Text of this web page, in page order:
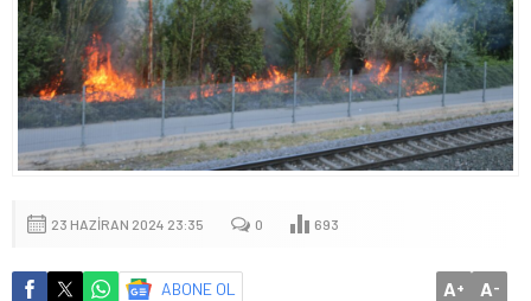
23 HAZIRAN 2024 23:35 0 693
ABONE OL A+ A-